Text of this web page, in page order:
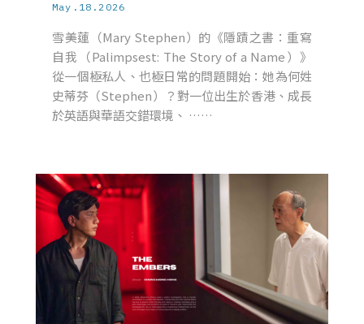
May.18.2026
雪美蓮（Mary Stephen）的《隱蹟之書：重寫
自我（Palimpsest: The Story of a Name）》
從一個極私人、也極日常的問題開始：她為何姓
史蒂芬（Stephen）？對一位出生於香港、成長
於英語與華語交錯環境、 ……